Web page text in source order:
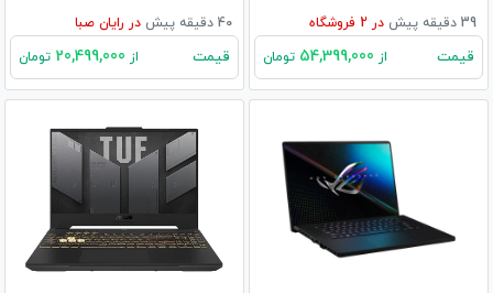
RTX3050TI
39 دقیقه پیش در فروشگاه
قیمت از تومان
40 دقیقه پیش در رایان صبا
قیمت از تومان